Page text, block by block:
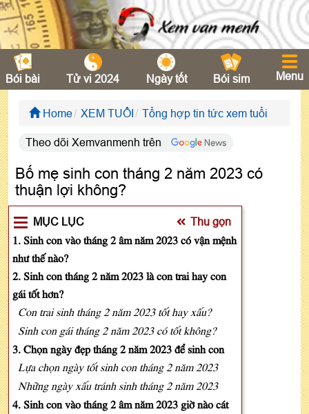
Bói bài Tử vi 2024 Ngày tốt Bói sim Menu
Home XEM TUỔI Tổng hợp tin tức xem tuổi
Theo dõi Xemvanmenh trên
Bố mẹ sinh con tháng 2 năm 2023 có
thuận lợi không?
MỤC LỤC Thu gọn
1. Sinh con vào tháng 2 âm năm 2023 có vận mệnh
như thế nào?
2. Sinh con tháng 2 năm 2023 là con trai hay con
gái tốt hơn?
Con trai sinh tháng 2 năm 2023 tốt hay xấu?
Sinh con gái tháng 2 năm 2023 có tốt không?
3. Chọn ngày đẹp tháng 2 năm 2023 để sinh con
Lựa chọn ngày tốt sinh con tháng 2 năm 2023
Những ngày xấu tránh sinh tháng 2 năm 2023
4. Sinh con vào tháng 2 âm năm 2023 giờ nào cát